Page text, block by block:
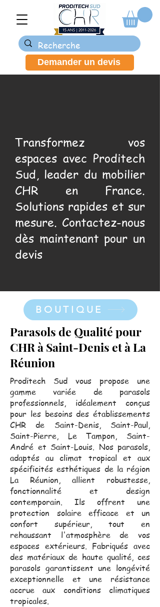
Demander un devis
Transformez vos
espaces avec Proditech
Sud, leader du mobilier
CHR en France.
Solutions rapides et sur
mesure. Contactez-nous
dès maintenant pour un
devis
BOUTIQUE
Parasols de Qualité pour
CHR à Saint-Denis et à La
Réunion
Proditech Sud vous propose une
gamme variée de parasols
professionnels, idéalement conçus
pour les besoins des établissements
CHR de Saint-Denis, Saint-Paul,
Saint-Pierre, Le Tampon, Saint-
André et Saint-Louis. Nos parasols,
adaptés au climat tropical et aux
spécificités esthétiques de la région
La Réunion, allient robustesse,
fonctionnalité et design
contemporain. Ils offrent une
protection solaire efficace et un
confort supérieur, tout en
rehaussant l'atmosphère de vos
espaces extérieurs. Fabriqués avec
des matériaux de haute qualité, ces
parasols garantissent une longévité
exceptionnelle et une résistance
accrue aux conditions climatiques
tropicales.